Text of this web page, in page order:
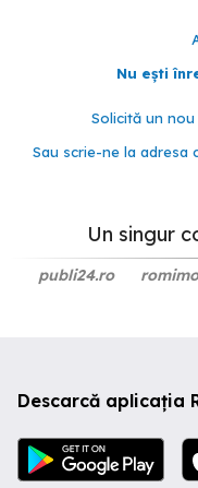
Nu ești
Solicită un
Sau scrie-ne la adresa
Un singur
publi24.ro
Descarcă aplicația